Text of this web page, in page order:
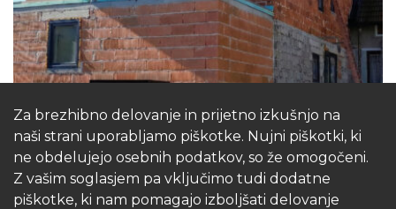
Za brezhibno delovanje in prijetno izkušnjo na
naši strani uporabljamo piškotke. Nujni piškotki, ki
ne obdelujejo osebnih podatkov, so že omogočeni.
Z vašim soglasjem pa vključimo tudi dodatne
piškotke, ki nam pomagajo izboljšati delovanje